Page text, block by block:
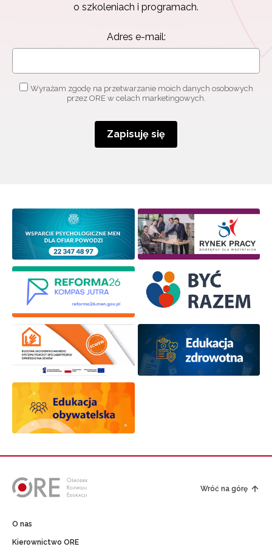
o szkoleniach i programach.
Adres e-mail:
Wyrażam zgodę na przetwarzanie moich danych osobowych
przez ORE w celach marketingowych.
Zapisuję się
Wróć na górę
O nas
Kierownictwo ORE